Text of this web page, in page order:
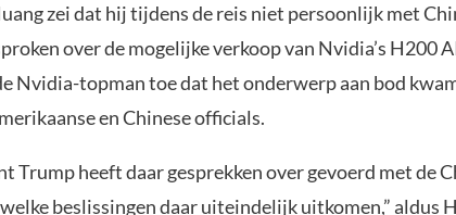
zei dat hij tijdens de reis niet persoonlijk met
over de mogelijke verkoop van Nvidia’s H200
Nvidia-topman toe dat het onderwerp aan bod
en Chinese officials.
Trump heeft daar gesprekken over gevoerd met de
beslissingen daar uiteindelijk uitkomen,” aldus